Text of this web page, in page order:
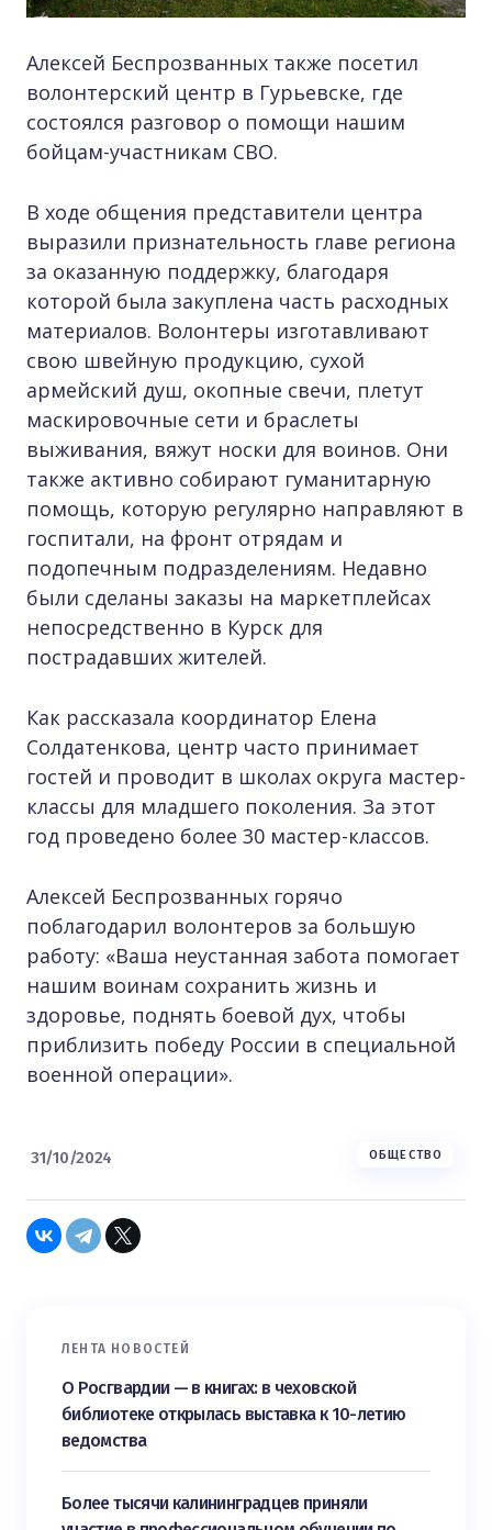
Алексей Беспрозванных также посетил
волонтерский центр в Гурьевске, где
состоялся разговор о помощи нашим
бойцам-участникам СВО.
В ходе общения представители центра
выразили признательность главе региона
за оказанную поддержку, благодаря
которой была закуплена часть расходных
материалов. Волонтеры изготавливают
свою швейную продукцию, сухой
армейский душ, окопные свечи, плетут
маскировочные сети и браслеты
выживания, вяжут носки для воинов. Они
также активно собирают гуманитарную
помощь, которую регулярно направляют в
госпитали, на фронт отрядам и
подопечным подразделениям. Недавно
были сделаны заказы на маркетплейсах
непосредственно в Курск для
пострадавших жителей.
Как рассказала координатор Елена
Солдатенкова, центр часто принимает
гостей и проводит в школах округа мастер-
классы для младшего поколения. За этот
год проведено более 30 мастер-классов.
Алексей Беспрозванных горячо
поблагодарил волонтеров за большую
работу: «Ваша неустанная забота помогает
нашим воинам сохранить жизнь и
здоровье, поднять боевой дух, чтобы
приблизить победу России в специальной
военной операции».
31/10/2024 ОБЩЕСТВО
ЛЕНТА НОВОСТЕЙ
О Росгвардии — в книгах: в чеховской
библиотеке открылась выставка к 10-летию
ведомства
Более тысячи калининградцев приняли